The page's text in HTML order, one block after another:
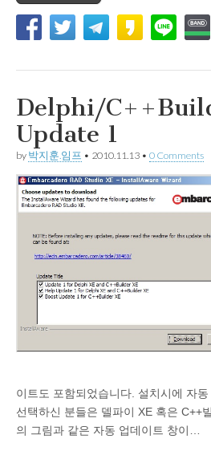
Delphi/
Update 1
by 박지훈.임프 • 2010.11.13 • 0 Comments
이트도 포함되었습니다. 설치시에 자
선택하신 분들은 델파이 XE 혹은 C++
의 그림과 같은 자동 업데이트 창이…